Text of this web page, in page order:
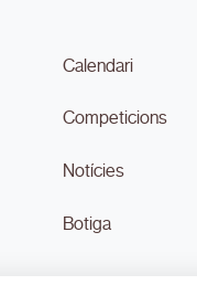
Calendari
Competicions
Notícies
Botiga